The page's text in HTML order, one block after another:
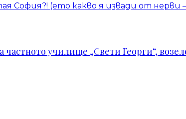
София?! (ето какво я извади от нерви
училище „Свети Георги“,